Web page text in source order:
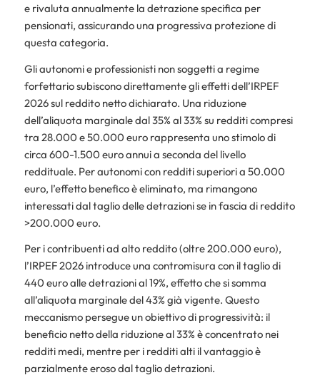
e rivaluta annualmente la detrazione specifica per
pensionati, assicurando una progressiva protezione di
questa categoria.
Gli autonomi e professionisti non soggetti a regime
forfettario subiscono direttamente gli effetti dell’IRPEF
2026 sul reddito netto dichiarato. Una riduzione
dell’aliquota marginale dal 35% al 33% su redditi compresi
tra 28.000 e 50.000 euro rappresenta uno stimolo di
circa 600-1.500 euro annui a seconda del livello
reddituale. Per autonomi con redditi superiori a 50.000
euro, l’effetto benefico è eliminato, ma rimangono
interessati dal taglio delle detrazioni se in fascia di reddito
>200.000 euro.
Per i contribuenti ad alto reddito (oltre 200.000 euro),
l’IRPEF 2026 introduce una contromisura con il taglio di
440 euro alle detrazioni al 19%, effetto che si somma
all’aliquota marginale del 43% già vigente. Questo
meccanismo persegue un obiettivo di progressività: il
beneficio netto della riduzione al 33% è concentrato nei
redditi medi, mentre per i redditi alti il vantaggio è
parzialmente eroso dal taglio detrazioni.